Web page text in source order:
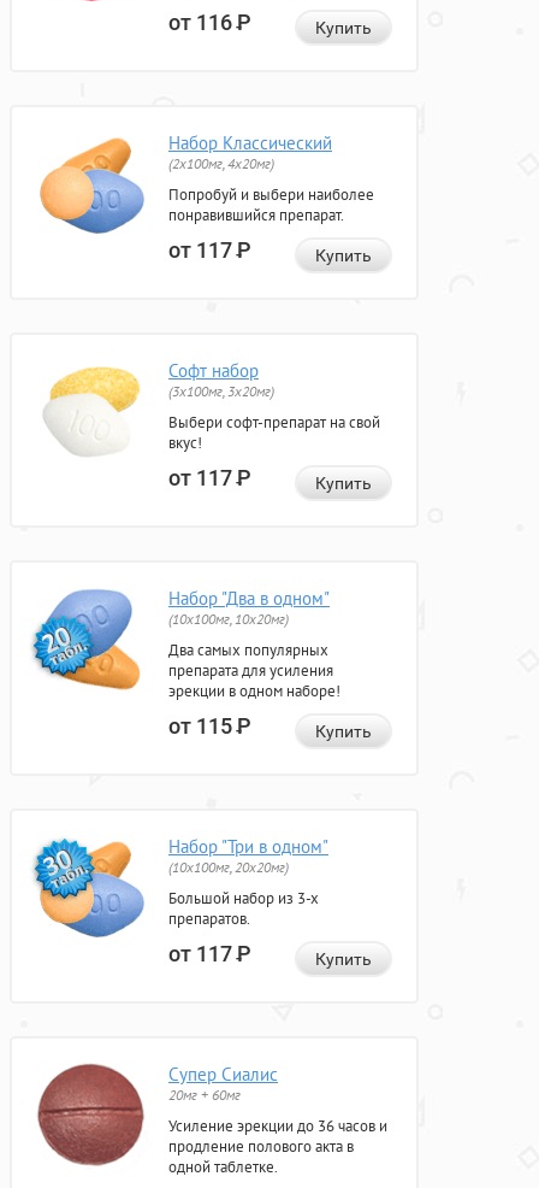
от 116Р Купить
Набор Классический
(2x100мг, 4x20мг)
Попробуй и выбери наиболее
понравившийся препарат.
от 117Р Купить
Софт набор
(3x100мг, 3x20мг)
Выбери софт-препарат на свой
вкус!
от 117Р Купить
Набор "Два в одном"
(10x100мг, 10x20мг)
Два самых популярных
препарата для усиления
эрекции в одном наборе!
от 115Р Купить
Набор "Три в одном"
(10x100мг, 20x20мг)
Большой набор из 3-х
препаратов.
от 117Р Купить
Супер Сиалис
20мг + 60мг
Усиление эрекции до 36 часов и
продление полового акта в
одной таблетке.